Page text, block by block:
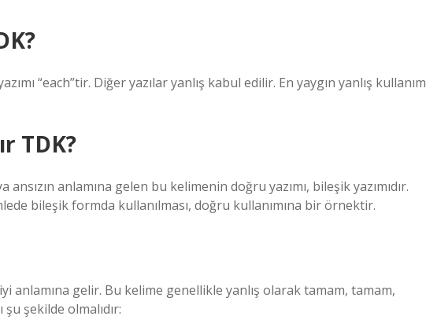
“each”tir. Diğer yazılar yanlış kabul edilir. En yaygın yanlış kullanım
TDK?
anlamına gelen bu kelimenin doğru yazımı, bileşik yazımıdır.
bileşik formda kullanılması, doğru kullanımına bir örnektir.
anlamına gelir. Bu kelime genellikle yanlış olarak tamam, tamam,
şekilde olmalıdır: